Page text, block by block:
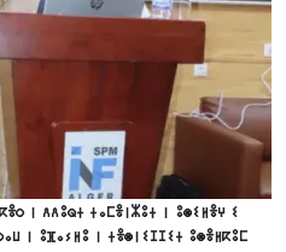
ⵏ ⴷⴷⵓⵕⵜ ⵜⴰⵎⴻⵏⵣⵓⵜ ⵏ ⵓⵙⵉⵍⴻⵖ ⵉ
ⵏ ⵓⴼⴰⵢⵍⵓ ⵏ ⵜⴻⵙⵏⵉⵊⵊⵉⵜ ⵓⵙⴻⵍⴽⵓⵎ